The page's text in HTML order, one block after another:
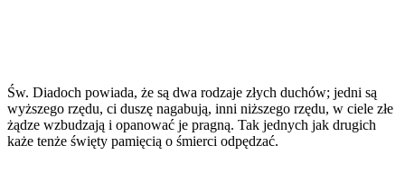
Św. Diadoch powiada, że są dwa rodzaje złych duchów; jedni są
wyższego rzędu, ci duszę nagabują, inni niższego rzędu, w ciele złe
żądze wzbudzają i opanować je pragną. Tak jednych jak drugich
każe tenże święty pamięcią o śmierci odpędzać.